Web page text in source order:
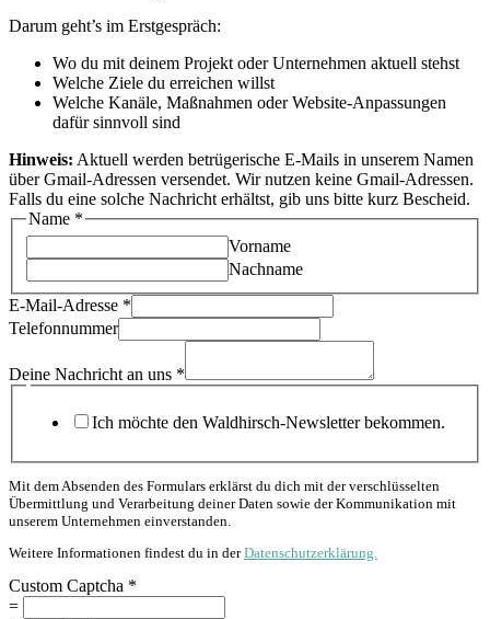
Darum geht’s im Erstgespräch:
Wo du mit deinem Projekt oder Unternehmen aktuell stehst
Welche Ziele du erreichen willst
Welche Kanäle, Maßnahmen oder Website-Anpassungen
dafür sinnvoll sind
Hinweis: Aktuell werden betrügerische E-Mails in unserem Namen
über Gmail-Adressen versendet. Wir nutzen keine Gmail-Adressen.
Falls du eine solche Nachricht erhältst, gib uns bitte kurz Bescheid.
Name *
Vorname
Nachname
E-Mail-Adresse *
Telefonnummer
Deine Nachricht an uns *
Ich möchte den Waldhirsch-Newsletter bekommen.
Mit dem Absenden des Formulars erklärst du dich mit der verschlüsselten
Übermittlung und Verarbeitung deiner Daten sowie der Kommunikation mit
unserem Unternehmen einverstanden.
Weitere Informationen findest du in derDatenschutzerklärung.
Custom Captcha *
=